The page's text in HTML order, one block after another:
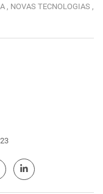
, NOVAS TECNOLOGIAS ,